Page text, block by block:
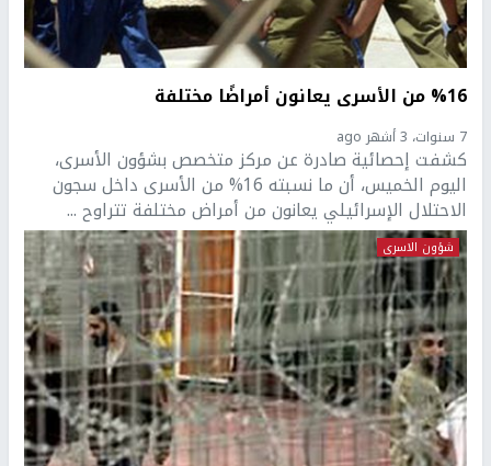
%16 من الأسرى يعانون أمراضًا مختلفة
7 سنوات، 3 أشهر ago
كشفت إحصائية صادرة عن مركز متخصص بشؤون الأسرى،
اليوم الخميس، أن ما نسبته 16% من الأسرى داخل سجون
الاحتلال الإسرائيلي يعانون من أمراض مختلفة تتراوح ...
شؤون الاسرى